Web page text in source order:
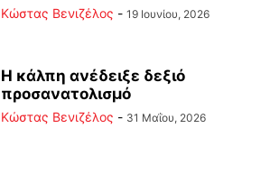
Κώστας Βενιζέλος - 19 Ιουνίου, 2026
Η κάλπη ανέδειξε δεξιό
προσανατολισμό
Κώστας Βενιζέλος - 31 Μαΐου, 2026